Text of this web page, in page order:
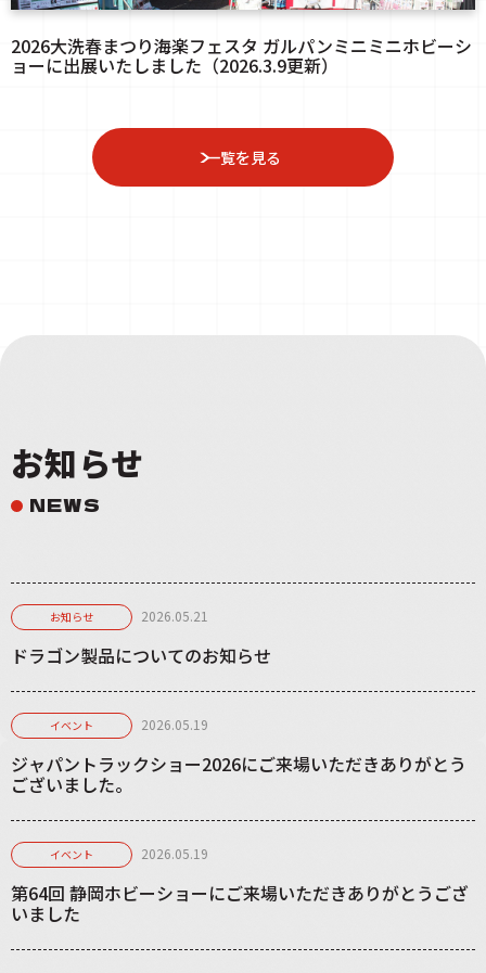
2026大洗春まつり海楽フェスタ ガルパンミニミニホビーシ
ョーに出展いたしました（2026.3.9更新）
一覧を見る
お知らせ
NEWS
お知らせ 2026.05.21
ドラゴン製品についてのお知らせ
イベント 2026.05.19
ジャパントラックショー2026にご来場いただきありがとう
ございました。
イベント 2026.05.19
第64回 静岡ホビーショーにご来場いただきありがとうござ
いました